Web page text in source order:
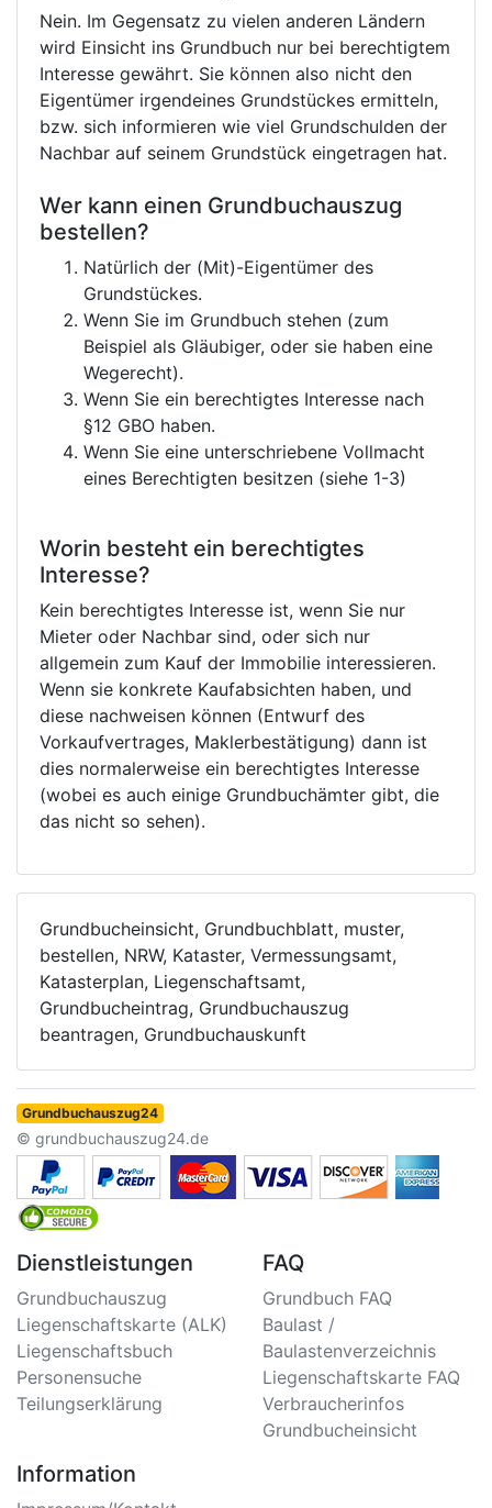
Nein. Im Gegensatz zu vielen anderen Ländern
wird Einsicht ins Grundbuch nur bei berechtigtem
Interesse gewährt. Sie können also nicht den
Eigentümer irgendeines Grundstückes ermitteln,
bzw. sich informieren wie viel Grundschulden der
Nachbar auf seinem Grundstück eingetragen hat.
Wer kann einen Grundbuchauszug
bestellen?
Natürlich der (Mit)-Eigentümer des
Grundstückes.
Wenn Sie im Grundbuch stehen (zum
Beispiel als Gläubiger, oder sie haben eine
Wegerecht).
Wenn Sie ein berechtigtes Interesse nach
§12 GBO haben.
Wenn Sie eine unterschriebene Vollmacht
eines Berechtigten besitzen (siehe 1-3)
Worin besteht ein berechtigtes
Interesse?
Kein berechtigtes Interesse ist, wenn Sie nur
Mieter oder Nachbar sind, oder sich nur
allgemein zum Kauf der Immobilie interessieren.
Wenn sie konkrete Kaufabsichten haben, und
diese nachweisen können (Entwurf des
Vorkaufvertrages, Maklerbestätigung) dann ist
dies normalerweise ein berechtigtes Interesse
(wobei es auch einige Grundbuchämter gibt, die
das nicht so sehen).
Grundbucheinsicht, Grundbuchblatt, muster,
bestellen, NRW, Kataster, Vermessungsamt,
Katasterplan, Liegenschaftsamt,
Grundbucheintrag, Grundbuchauszug
beantragen, Grundbuchauskunft
Grundbuchauszug24
© grundbuchauszug24.de
Dienstleistungen
Grundbuchauszug
Liegenschaftskarte (ALK)
Liegenschaftsbuch
Personensuche
Teilungserklärung
FAQ
Grundbuch FAQ
Baulast /
Baulastenverzeichnis
Liegenschaftskarte FAQ
Verbraucherinfos
Grundbucheinsicht
Information